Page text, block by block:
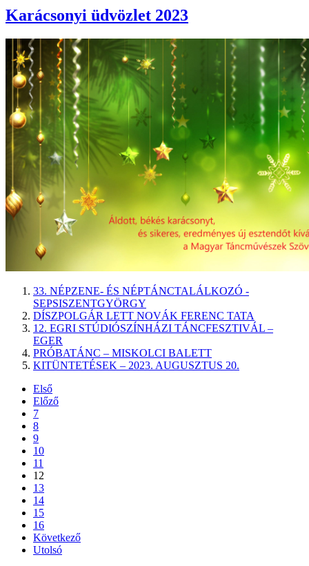
Karácsonyi üdvözlet 2023
33. NÉPZENE- ÉS NÉPTÁNCTALÁLKOZÓ -
SEPSISZENTGYÖRGY
DÍSZPOLGÁR LETT NOVÁK FERENC TATA
12. EGRI STÚDIÓSZÍNHÁZI TÁNCFESZTIVÁL –
EGER
PRÓBATÁNC – MISKOLCI BALETT
KITÜNTETÉSEK – 2023. AUGUSZTUS 20.
Első
Előző
7
8
9
10
11
12
13
14
15
16
Következő
Utolsó